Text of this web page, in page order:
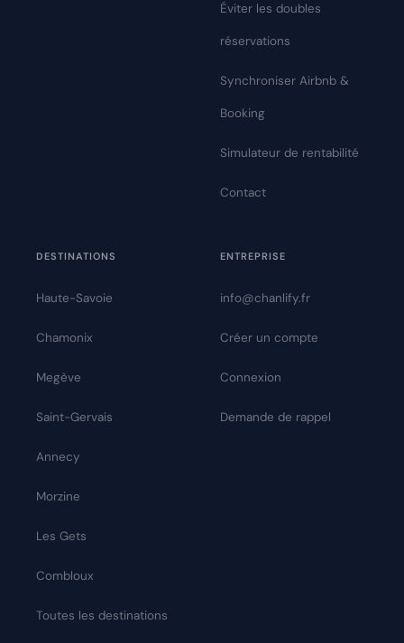
Éviter les doubles
réservations
Synchroniser Airbnb &
Booking
Simulateur de rentabilité
Contact
DESTINATIONS
Haute-Savoie
Chamonix
Megève
Saint-Gervais
Annecy
Morzine
Les Gets
Combloux
Toutes les destinations
ENTREPRISE
info@chanlify.fr
Créer un compte
Connexion
Demande de rappel